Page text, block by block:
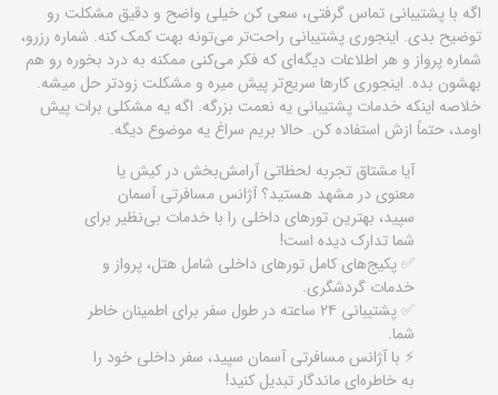
اگه با پشتیبانی تماس گرفتی، سعی کن خیلی واضح و دقیق مشکلت رو
توضیح بدی. اینجوری پشتیبانی راحت‌تر می‌تونه بهت کمک کنه. شماره رزرو،
شماره پرواز و هر اطلاعات دیگه‌ای که فکر می‌کنی ممکنه به درد بخوره رو هم
بهشون بده. اینجوری کارها سریع‌تر پیش میره و مشکلت زودتر حل میشه.
خلاصه اینکه خدمات پشتیبانی یه نعمت بزرگه. اگه یه مشکلی برات پیش
اومد، حتماً ازش استفاده کن. حالا بریم سراغ یه موضوع دیگه.
آیا مشتاق تجربه لحظاتی آرامش‌بخش در کیش یا
معنوی در مشهد هستید؟ آژانس مسافرتی آسمان
سپید، بهترین تورهای داخلی را با خدمات بی‌نظیر برای
شما تدارک دیده است!
✅ پکیج‌های کامل تورهای داخلی شامل هتل، پرواز و
خدمات گردشگری.
✅ پشتیبانی ۲۴ ساعته در طول سفر برای اطمینان خاطر
شما.
⚡ با آژانس مسافرتی آسمان سپید، سفر داخلی خود را
به خاطره‌ای ماندگار تبدیل کنید!